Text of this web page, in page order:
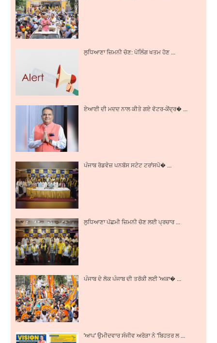
ਲੁਧਿਆਣਾ ਜ਼ਿਮਨੀ ਚੋਣ: ਪੋਲਿੰਗ ਖਤਮ ਹੋਣ ...
ਏਆਈ ਦੀ ਮਦਦ ਨਾਲ ਕੀਤੇ ਗਏ ਵੋਟਰ-ਕੇਂਦ੍ਰ� ...
ਪੰਜਾਬ ਰੋਡਵੇਜ਼ ਪਨਬੱਸ ਸਟੇਟ ਟਰਾਂਸਪੋ� ...
ਲੁਧਿਆਣਾ ਪੱਛਮੀ ਜ਼ਿਮਨੀ ਚੋਣ ਲਈ ਪ੍ਰਚਾਰ ...
ਪੰਜਾਬ ਦੇ ਲੋਕ ਪੰਜਾਬ ਦੀ ਤਰੱਕੀ ਲਈ 'ਅਕਾ� ...
'ਆਪ' ਉਮੀਦਵਾਰ ਸੰਜੀਵ ਅਰੋੜਾ ਨੇ 'ਬਿਹਤਰ ਲ ...